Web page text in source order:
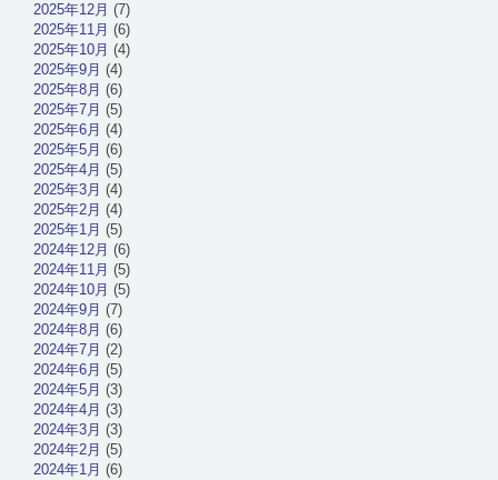
2025年12月 (7)
2025年11月 (6)
2025年10月 (4)
2025年9月 (4)
2025年8月 (6)
2025年7月 (5)
2025年6月 (4)
2025年5月 (6)
2025年4月 (5)
2025年3月 (4)
2025年2月 (4)
2025年1月 (5)
2024年12月 (6)
2024年11月 (5)
2024年10月 (5)
2024年9月 (7)
2024年8月 (6)
2024年7月 (2)
2024年6月 (5)
2024年5月 (3)
2024年4月 (3)
2024年3月 (3)
2024年2月 (5)
2024年1月 (6)